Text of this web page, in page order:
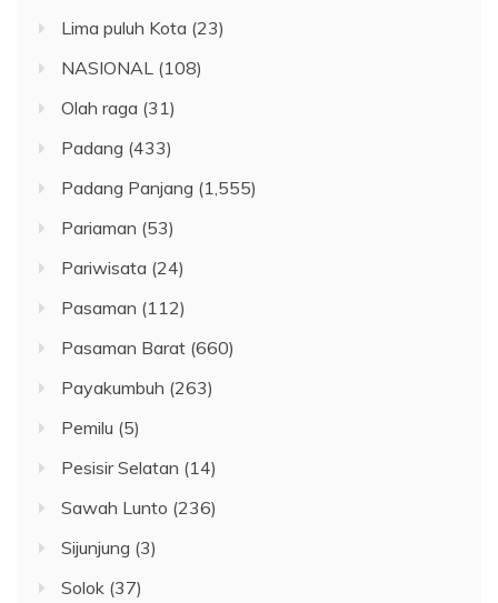
Lima puluh Kota (23)
NASIONAL (108)
Olah raga (31)
Padang (433)
Padang Panjang (1,555)
Pariaman (53)
Pariwisata (24)
Pasaman (112)
Pasaman Barat (660)
Payakumbuh (263)
Pemilu (5)
Pesisir Selatan (14)
Sawah Lunto (236)
Sijunjung (3)
Solok (37)